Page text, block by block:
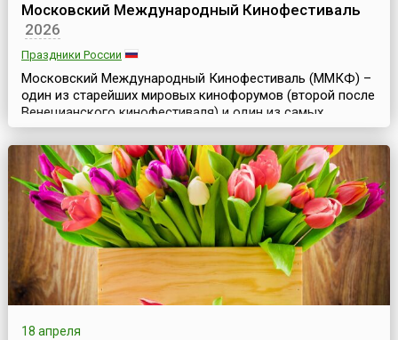
Московский Международный Кинофестиваль
2026
Праздники России
Московский Международный Кинофестиваль (ММКФ) –
один из старейших мировых кинофорумов (второй после
Венецианского кинофестиваля) и один из самых
представительных киносмотров в мире наряду с
кинофестивалями в Берлине, Каннах, Венеции, Сан-
Себастьяне и Карловых Варах. Он был создан в целях
развития культурного обмена, взаимопонимания между
народами и сотрудничества между кинематографистами
всего мир...
18 апреля